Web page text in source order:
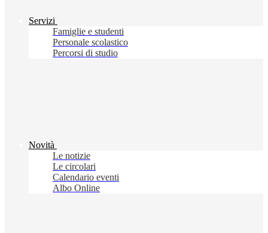
Servizi
Famiglie e studenti
Personale scolastico
Percorsi di studio
Novità
Le notizie
Le circolari
Calendario eventi
Albo Online